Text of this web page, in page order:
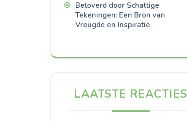
Betoverd door Schattige
Tekeningen: Een Bron van
Vreugde en Inspiratie
LAATSTE REACTIES